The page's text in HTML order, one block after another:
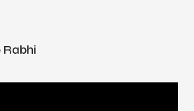
Rabhi